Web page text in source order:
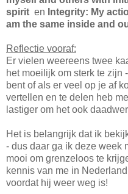
spirit en Integrity: My
am the same inside and
Reflectie vooraf:
Er vielen weereens twee
het moeilijk om sterk te zijn
bent of als er veel op je af
vertellen en te delen heb
lastiger om het ook
Het is belangrijk dat ik
- dus daar ga ik deze week
mooi om grenzeloos te
kennis van me in
voordat hij weer weg is!